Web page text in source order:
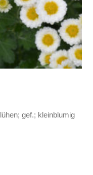
gef.; kleinblumig